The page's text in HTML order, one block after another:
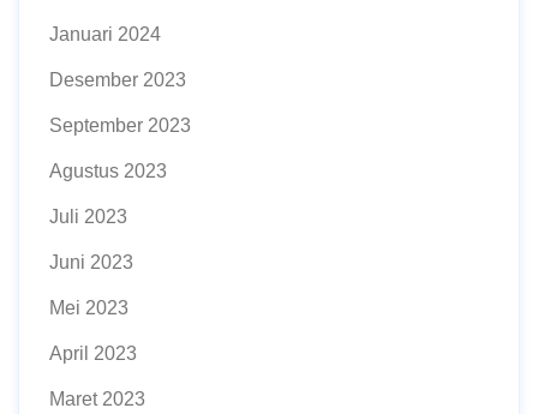
Januari 2024
Desember 2023
September 2023
Agustus 2023
Juli 2023
Juni 2023
Mei 2023
April 2023
Maret 2023